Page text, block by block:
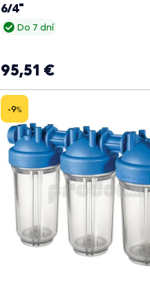
Do 7 dní
6/4"
95,51 €
-9%